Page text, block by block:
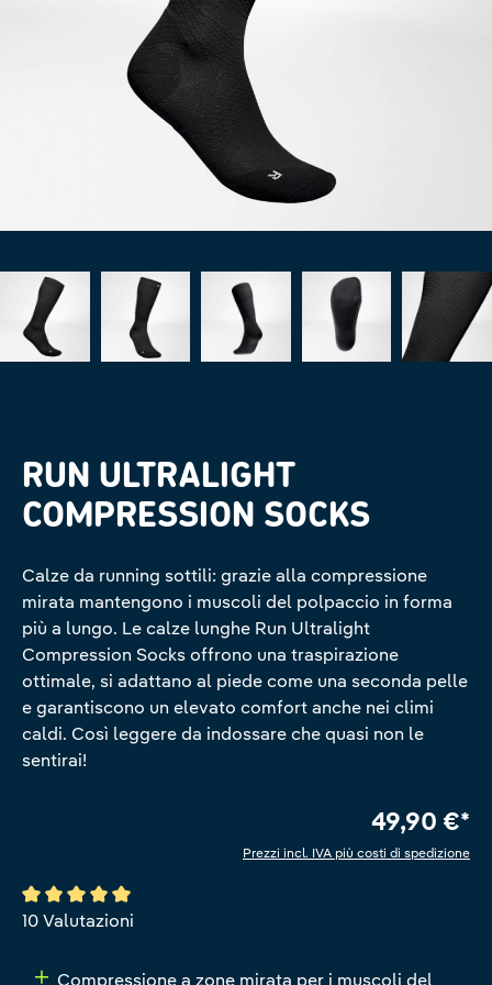
RUN ULTRALIGHT
COMPRESSION SOCKS
Calze da running sottili: grazie alla compressione
mirata mantengono i muscoli del polpaccio in forma
più a lungo. Le calze lunghe Run Ultralight
Compression Socks offrono una traspirazione
ottimale, si adattano al piede come una seconda pelle
e garantiscono un elevato comfort anche nei climi
caldi. Così leggere da indossare che quasi non le
sentirai!
49,90 €*
Prezzi incl. IVA più costi di spedizione
Valutazione media di 5 su 5 stelle
10 Valutazioni
Compressione a zone mirata per i muscoli del